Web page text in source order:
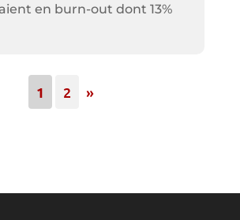
en burn-out dont 13%
1 2 »